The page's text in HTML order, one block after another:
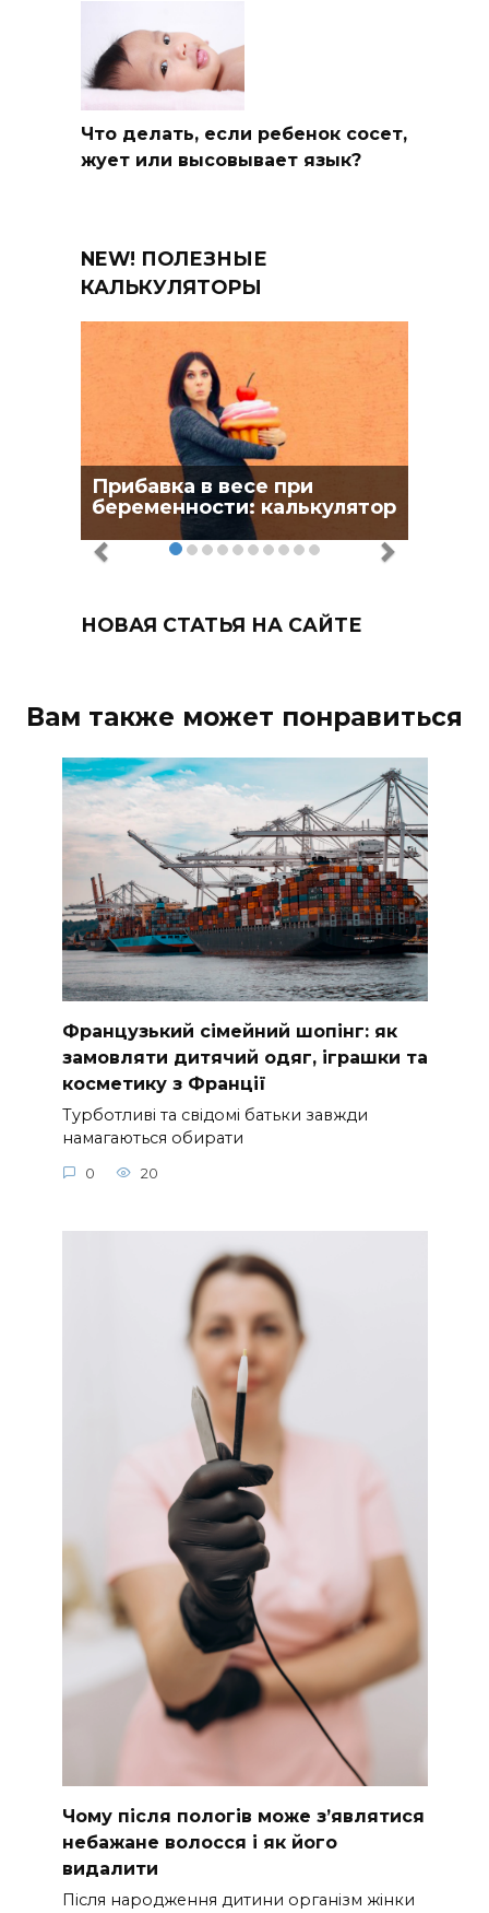
Что делать, если ребенок сосет,
жует или высовывает язык?
NEW! ПОЛЕЗНЫЕ
КАЛЬКУЛЯТОРЫ
Прибавка в весе при
беременности: калькулятор
НОВАЯ СТАТЬЯ НА САЙТЕ
Вам также может понравиться
Французький сімейний шопінг: як
замовляти дитячий одяг, іграшки та
косметику з Франції
Турботливі та свідомі батьки завжди
намагаються обирати
0 20
Чому після пологів може з’являтися
небажане волосся і як його
видалити
Після народження дитини організм жінки